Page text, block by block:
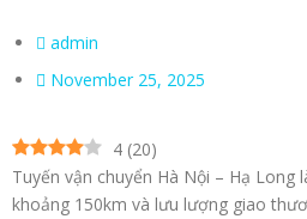
admin
November 25, 2025
4 (20)
Tuyến vận chuyển Hà Nội – Hạ
khoảng 150km và lưu lượng giao